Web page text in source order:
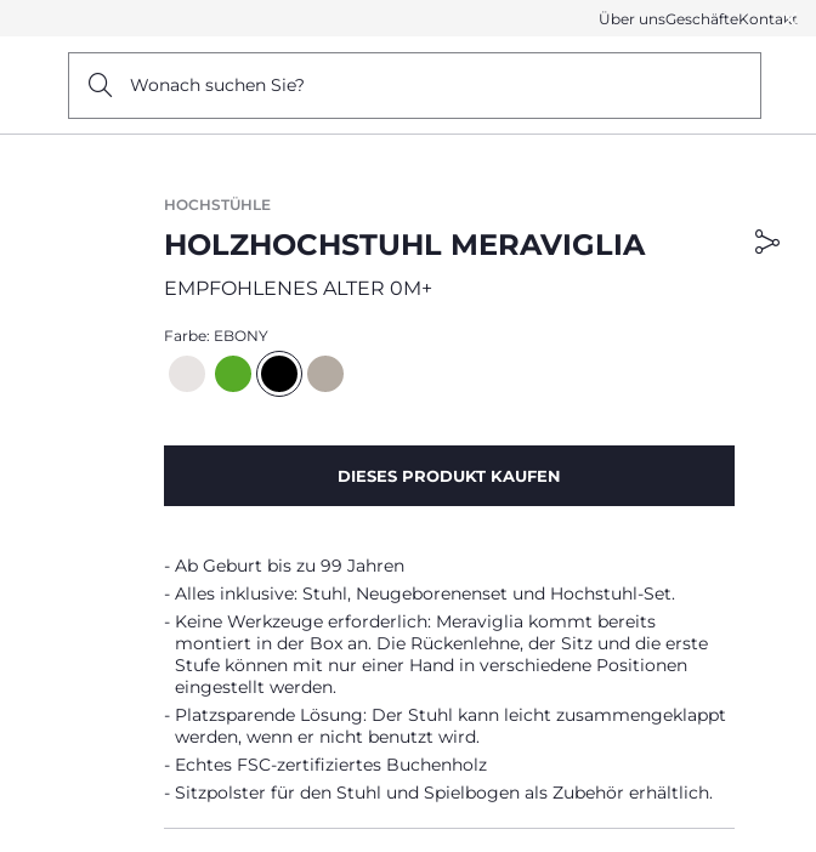
Über unsGeschäfteKontakt
Wonach suchen Sie?
HOCHSTÜHLE
HOLZHOCHSTUHL MERAVIGLIA
EMPFOHLENES ALTER 0M+
Farbe: EBONY
DIESES PRODUKT KAUFEN
Ab Geburt bis zu 99 Jahren
Alles inklusive: Stuhl, Neugeborenenset und Hochstuhl-Set.
Keine Werkzeuge erforderlich: Meraviglia kommt bereits
montiert in der Box an. Die Rückenlehne, der Sitz und die erste
Stufe können mit nur einer Hand in verschiedene Positionen
eingestellt werden.
Platzsparende Lösung: Der Stuhl kann leicht zusammengeklappt
werden, wenn er nicht benutzt wird.
Echtes FSC-zertifiziertes Buchenholz
Sitzpolster für den Stuhl und Spielbogen als Zubehör erhältlich.